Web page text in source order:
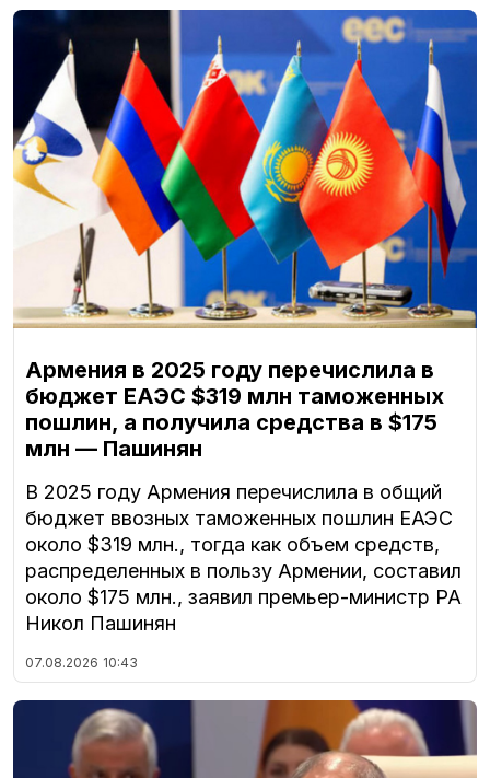
Армения в 2025 году перечислила в
бюджет ЕАЭС $319 млн таможенных
пошлин, а получила средства в $175
млн — Пашинян
В 2025 году Армения перечислила в общий
бюджет ввозных таможенных пошлин ЕАЭС
около $319 млн., тогда как объем средств,
распределенных в пользу Армении, составил
около $175 млн., заявил премьер-министр РА
Никол Пашинян
07.08.2026 10:43